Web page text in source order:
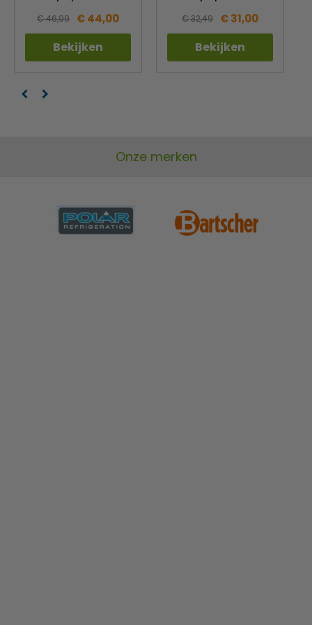
Versterkte gerolde randen - extra chipbestendig
Klassiek wit porselein
Stapelbaar voor compacte opslag
€ 46,99 € 44,00
Bekijken
€ 32,49 € 31,00
Bekijken
Onze merken